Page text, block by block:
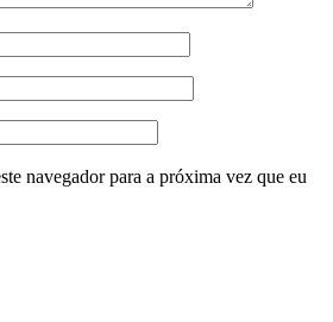
navegador para a próxima vez que eu